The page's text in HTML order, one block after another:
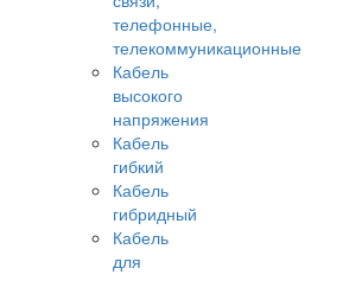
телефонные,
телекоммуникационные
Кабель
высокого
напряжения
Кабель
гибкий
Кабель
гибридный
Кабель
для